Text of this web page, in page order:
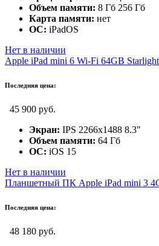
Объем памяти: 8 Гб 256 Гб
Карта памяти: нет
ОС: iPadOS
Нет в наличии
Apple iPad mini 6 Wi-Fi 64GB Starlight
Последняя цена:
45 900 руб.
Экран: IPS 2266x1488 8.3"
Объем памяти: 64 Гб
ОС: iOS 15
Нет в наличии
Планшетный ПК Apple iPad mini 3
Последняя цена:
48 180 руб.